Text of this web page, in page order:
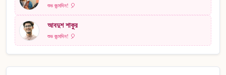
শুভ জন্মদিন! 🎈
আবদুশ শাকুর
শুভ জন্মদিন! 🎈